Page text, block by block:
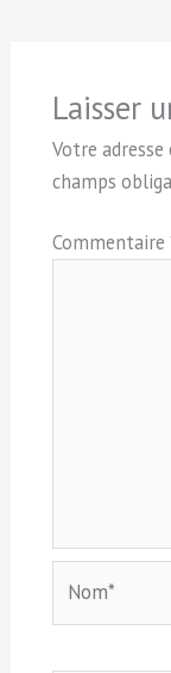
Laisser
Votre
champs
Commentaire